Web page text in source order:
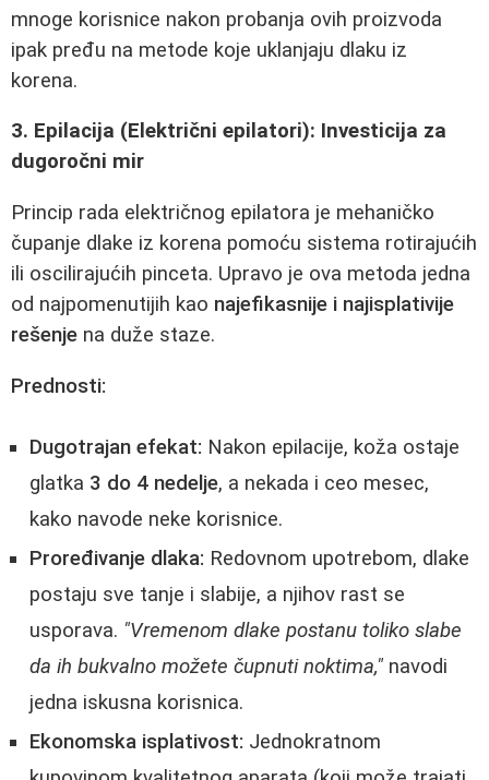
mnoge korisnice nakon probanja ovih proizvoda
ipak pređu na metode koje uklanjaju dlaku iz
korena.
3. Epilacija (Električni epilatori): Investicija za
dugoročni mir
Princip rada električnog epilatora je mehaničko
čupanje dlake iz korena pomoću sistema rotirajućih
ili oscilirajućih pinceta. Upravo je ova metoda jedna
od najpomenutijih kao najefikasnije i najisplativije
rešenje na duže staze.
Prednosti:
Dugotrajan efekat: Nakon epilacije, koža ostaje
glatka 3 do 4 nedelje, a nekada i ceo mesec,
kako navode neke korisnice.
Proređivanje dlaka: Redovnom upotrebom, dlake
postaju sve tanje i slabije, a njihov rast se
usporava. "Vremenom dlake postanu toliko slabe
da ih bukvalno možete čupnuti noktima," navodi
jedna iskusna korisnica.
Ekonomska isplativost: Jednokratnom